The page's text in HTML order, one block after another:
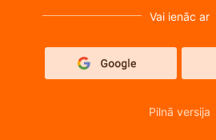
Vai ienāc ar
Pilnā versija